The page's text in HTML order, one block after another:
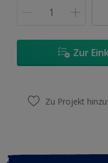
Zur
Zu Projekt